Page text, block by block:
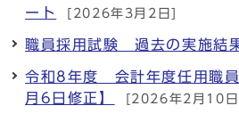
ート
[2026年3月2日]
職員採用試験 過去の実施結
令和8年度 会計年度任用職
月6日修正】
[2026年2月10日]